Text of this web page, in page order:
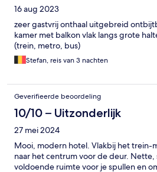
16 aug 2023
zeer gastvrij onthaal uitgebreid
kamer met balkon vlak langs grote
(trein, metro, bus)
Stefan, reis van 3 nachten
Geverifieerde beoordeling
10/10 – Uitzonderlijk
27 mei 2024
Mooi, modern hotel. Vlakbij het trein-
naar het centrum voor de deur. Nette,
voldoende ruimte voor je spullen en